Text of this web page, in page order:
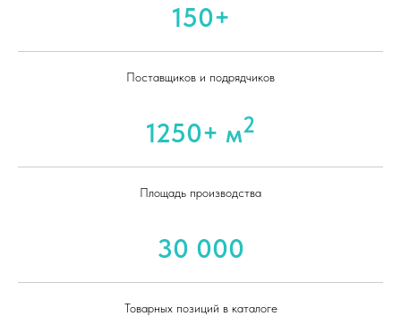
150+
Поставщиков и подрядчиков
1250+ м2
Площадь производства
30 000
Товарных позиций в каталоге